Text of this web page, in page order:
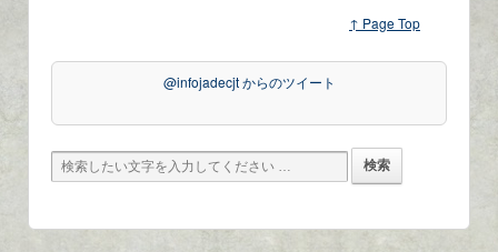
↑ Page Top
@infojadecjt からのツイート